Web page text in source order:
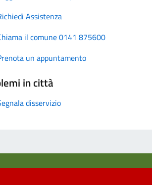
Assistenza
il comune 0141 875600
un appuntamento
in città
disservizio